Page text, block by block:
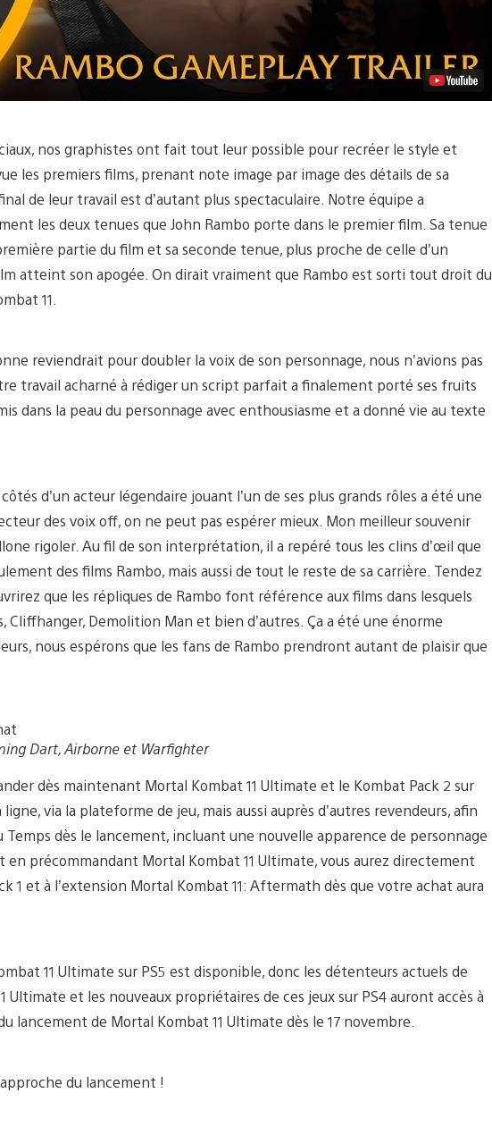
nos graphistes ont fait tout leur possible pour recréer le style et
les premiers films, prenant note image par image des détails de sa
de leur travail est d’autant plus spectaculaire. Notre équipe a
les deux tenues que John Rambo porte dans le premier film. Sa tenue
partie du film et sa seconde tenue, plus proche de celle d’un
atteint son apogée. On dirait vraiment que Rambo est sorti tout droit du
11.
reviendrait pour doubler la voix de son personnage, nous n’avions pas
travail acharné à rédiger un script parfait a finalement porté ses fruits
dans la peau du personnage avec enthousiasme et a donné vie au texte
d’un acteur légendaire jouant l’un de ses plus grands rôles a été une
des voix off, on ne peut pas espérer mieux. Mon meilleur souvenir
rigoler. Au fil de son interprétation, il a repéré tous les clins d’œil que
des films Rambo, mais aussi de tout le reste de sa carrière. Tendez
que les répliques de Rambo font référence aux films dans lesquels
Cliffhanger, Demolition Man et bien d’autres. Ça a été une énorme
nous espérons que les fans de Rambo prendront autant de plaisir que
Dart, Airborne et Warfighter
dès maintenant Mortal Kombat 11 Ultimate et le Kombat Pack 2 sur
ligne, via la plateforme de jeu, mais aussi auprès d’autres revendeurs, afin
Temps dès le lancement, incluant une nouvelle apparence de personnage
en précommandant Mortal Kombat 11 Ultimate, vous aurez directement
1 et à l’extension Mortal Kombat 11: Aftermath dès que votre achat aura
11 Ultimate sur PS5 est disponible, donc les détenteurs actuels de
Ultimate et les nouveaux propriétaires de ces jeux sur PS4 auront accès à
lancement de Mortal Kombat 11 Ultimate dès le 17 novembre.
du lancement !